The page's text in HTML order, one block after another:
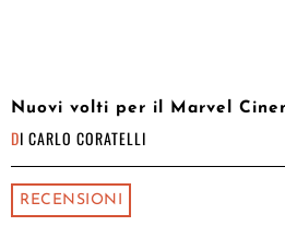
Nuovi volti per il Marvel
DI CARLO CORATELLI
RECENSIONI